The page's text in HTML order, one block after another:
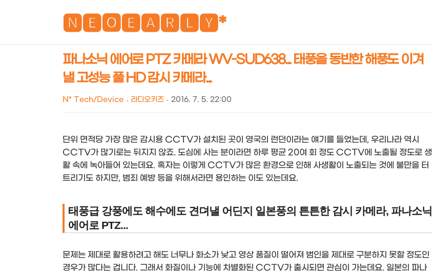
🅽🅴🅾🅴🅰🆁🅻🆈*NEOEARLY*
파나소닉 에어로 PTZ 카메라 WV-SUD638... 태풍을 동반한 해풍도 이겨
낼 고성능 풀 HD 감시 카메라...
N* Tech/Device 라디오키즈 2016. 7. 5. 22:00
단위 면적당 가장 많은 감시용 CCTV가 설치된 곳이 영국의 런던이라는 얘기를 들었는데, 우리나라 역시
CCTV가 많기로는 뒤지지 않죠. 도심에 사는 분이라면 하루 평균 20여 회 정도 CCTV에 노출될 정도로 생
활 속에 녹아들어 있는데요. 혹자는 이렇게 CCTV가 많은 환경으로 인해 사생활이 노출되는 것에 불만을 터
트리기도 하지만, 범죄 예방 등을 위해서라면 용인하는 이도 있는데요.
태풍급 강풍에도 해수에도 견뎌낼 어딘지 일본풍의 튼튼한 감시 카메라, 파나소닉
에어로 PTZ...
문제는 제대로 활용하려고 해도 너무나 화소가 낮고 영상 품질이 떨어져 범인을 제대로 구분하지 못할 정도인
경우가 많다는 겁니다. 그래서 화질이나 기능에 차별화된 CCTV가 출시되면 관심이 가는데요. 일본의 파나